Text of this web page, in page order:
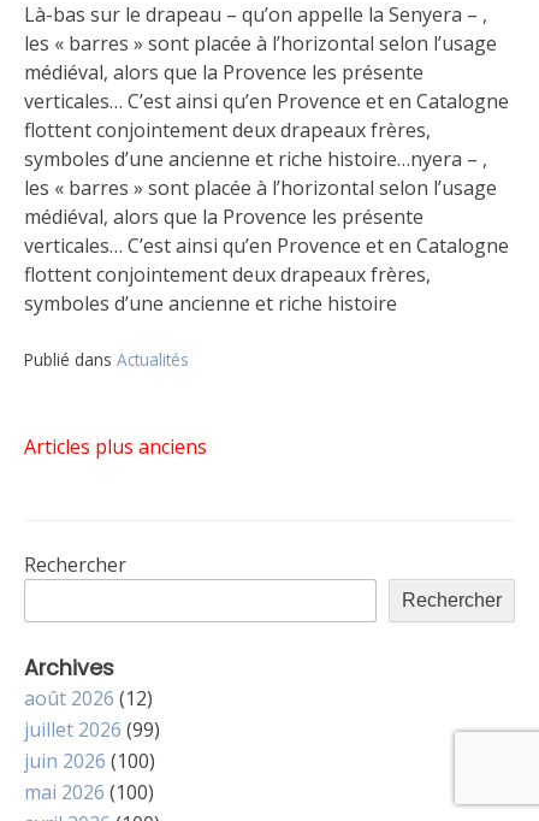
Là-bas sur le drapeau – qu’on appelle la Senyera – ,
les « barres » sont placée à l’horizontal selon l’usage
médiéval, alors que la Provence les présente
verticales… C’est ainsi qu’en Provence et en Catalogne
flottent conjointement deux drapeaux frères,
symboles d’une ancienne et riche histoire…nyera – ,
les « barres » sont placée à l’horizontal selon l’usage
médiéval, alors que la Provence les présente
verticales… C’est ainsi qu’en Provence et en Catalogne
flottent conjointement deux drapeaux frères,
symboles d’une ancienne et riche histoire
Publié dans Actualités
Navigation
articles
Articles plus anciens
Rechercher
Rechercher
Archives
août 2026 (12)
juillet 2026 (99)
juin 2026 (100)
mai 2026 (100)